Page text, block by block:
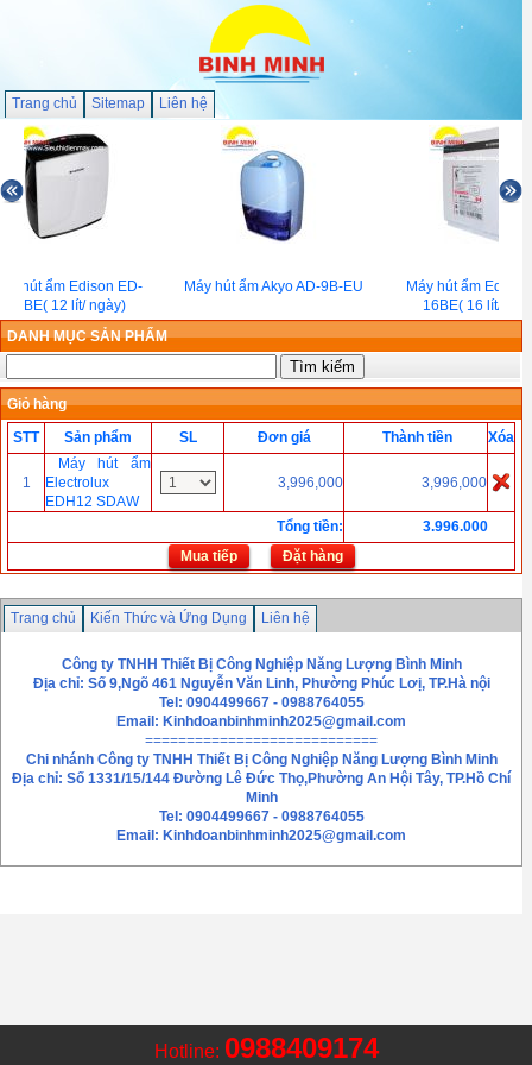
Trang chủ Sitemap Liên hệ
hút ẩm Edison ED-
12BE( 12 lít/ ngày)
Máy hút ẩm Akyo AD-9B-EU
Máy hút ẩm Edison
16BE( 16 lít/
DANH MỤC SẢN PHẨM
Giỏ hàng
STT
Sản phẩm SL Đơn giá Thành tiền Xóa
1
Máy hút ẩm
Electrolux
EDH12 SDAW
3,996,000 3,996,000
Tổng tiền:
3.996.000
Mua tiếp
Đặt hàng
0988409174
Trang chủ Kiến Thức và Ứng Dụng Liên hệ
Công ty TNHH Thiết Bị Công Nghiệp Năng Lượng Bình Minh
Địa chỉ: Số 9,Ngõ 461 Nguyễn Văn Linh, Phường Phúc Lơị, TP.Hà nội
Tel: 0904499667 - 0988764055
Email: Kinhdoanbinhminh2025@gmail.com
============================
Chi nhánh Công ty TNHH Thiết Bị Công Nghiệp Năng Lượng Bình Minh
Địa chỉ: Số 1331/15/144 Đường Lê Đức Thọ,Phường An Hội Tây, TP.Hồ Chí
Minh
Tel: 0904499667 - 0988764055
Email: Kinhdoanbinhminh2025@gmail.com